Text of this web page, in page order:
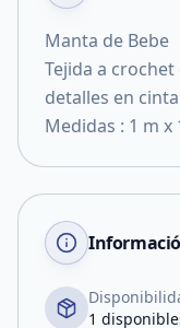
Manta de Bebe
Tejida a
detalles en
Medidas : 1 m x
1